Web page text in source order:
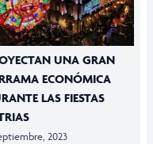
UNA GRAN
ECONÓMICA
LAS FIESTAS
2023